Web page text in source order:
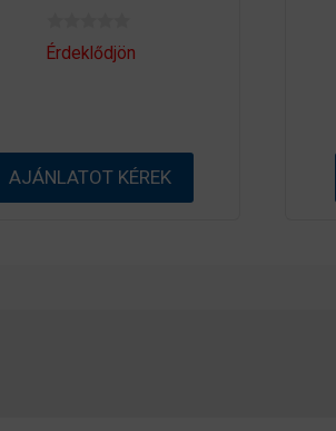
0
a
l
Érdeklődjön
AJÁNLATOT KÉREK